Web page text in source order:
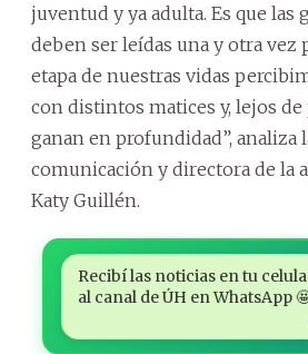
juventud y ya adulta. Es que las
deben ser leídas una y otra vez
etapa de nuestras vidas
con distintos matices y, lejos
ganan en profundidad”, analiza
comunicación y directora de la
Katy Guillén.
Recibí las noticias en tu
al canal de ÚH en WhatsApp